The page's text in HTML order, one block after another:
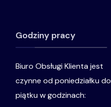
Godziny pracy
Biuro Obsługi Klienta jest
czynne od poniedziałku do
piątku w godzinach: